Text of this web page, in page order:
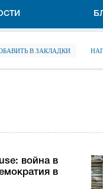
В ЗАКЛАДКИ
война в
в